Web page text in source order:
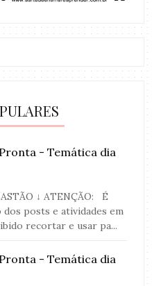
- Temática dia
↓ ATENÇÃO: É
posts e atividades em
recortar e usar pa...
- Temática dia